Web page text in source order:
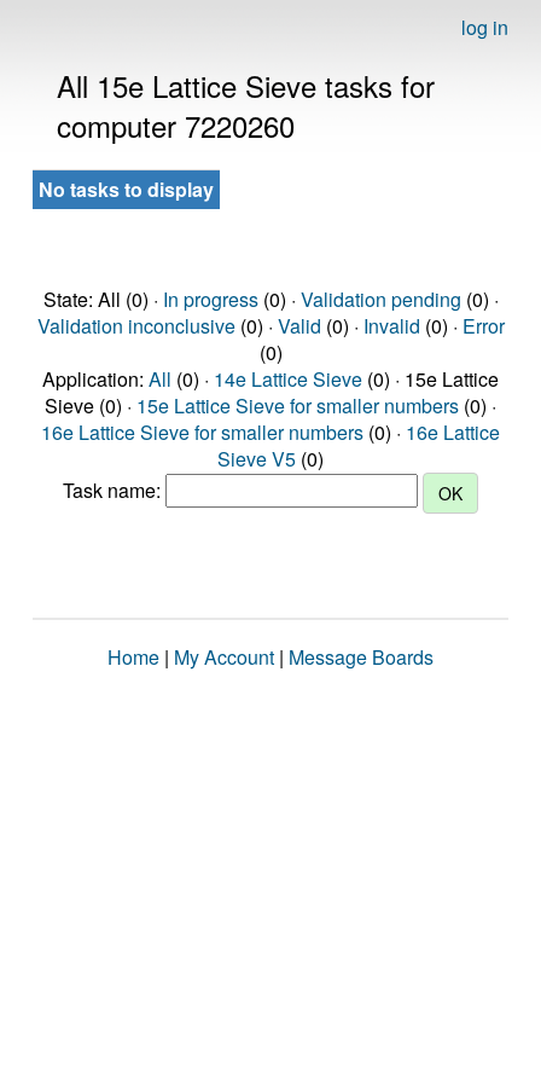
log in
All 15e Lattice Sieve tasks for
computer 7220260
No tasks to display
State: All (0) · In progress(0) · Validation pending (0) ·
Validation inconclusive(0) · Valid (0) · Invalid (0) · Error
(0)
Application: All (0) · 14e Lattice Sieve (0) · 15e Lattice
Sieve (0) · 15e Lattice Sieve for smaller numbers (0) ·
16e Lattice Sieve for smaller numbers (0) · 16e Lattice
Sieve V5 (0)
Task name:
Home | My Account | Message Boards